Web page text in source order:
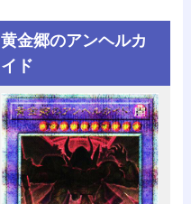
黄金郷のアンヘルカ
イド